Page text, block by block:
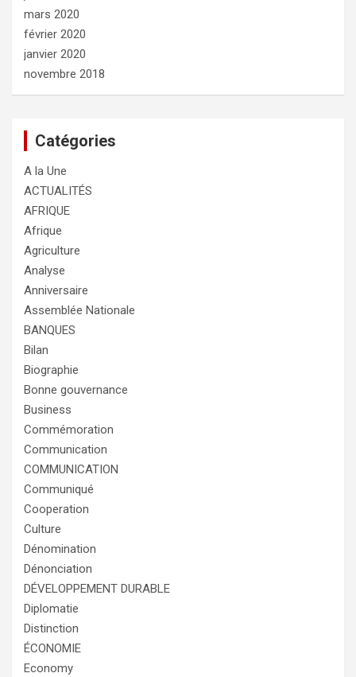
mars 2020
février 2020
janvier 2020
novembre 2018
Catégories
A la Une
ACTUALITÉS
AFRIQUE
Afrique
Agriculture
Analyse
Anniversaire
Assemblée Nationale
BANQUES
Bilan
Biographie
Bonne gouvernance
Business
Commémoration
Communication
COMMUNICATION
Communiqué
Cooperation
Culture
Dénomination
Dénonciation
DÉVELOPPEMENT DURABLE
Diplomatie
Distinction
ÉCONOMIE
Economy